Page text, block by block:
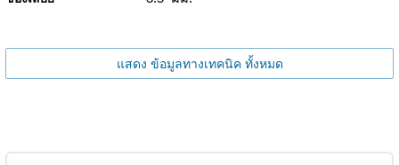
แสดง ข้อมูลทางเทคนิค ทั้งหมด